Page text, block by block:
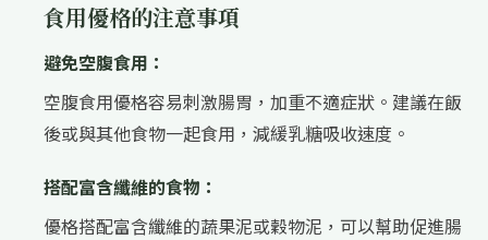
食用優格的注意事項
避免空腹食用：
空腹食用優格容易刺激腸胃，加重不適症狀。建議在飯
後或與其他食物一起食用，減緩乳糖吸收速度。
搭配富含纖維的食物：
優格搭配富含纖維的蔬果泥或穀物泥，可以幫助促進腸